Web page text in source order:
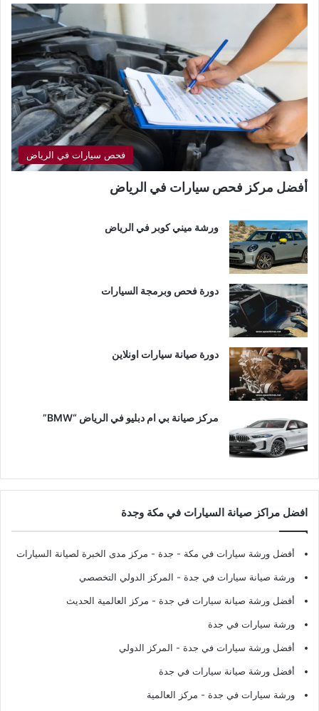
فحص سيارات في الرياض
أفضل مركز فحص سيارات في الرياض
ورشة ميني كوبر في الرياض
دورة فحص وبرمجة السيارات
دورة صيانة سيارات اونلاين
مركز صيانة بي ام دبليو في الرياض “BMW”
افضل مراكز صيانة السيارات في مكة وجدة
أفضل ورشة سيارات في مكة - جدة - مركز مدى الخبرة لصيانة السيارات
ورشة صيانة سيارات في جدة - المركز الدولي التخصصي
أفضل ورشة صيانة سيارات في جدة - مركز العالمية الحديث
ورشة سيارات في جدة
أفضل ورشة سيارات في جدة - المركز الدولي
أفضل ورشة صيانة سيارات في جدة
ورشة سيارات في جدة - مركز العالمية